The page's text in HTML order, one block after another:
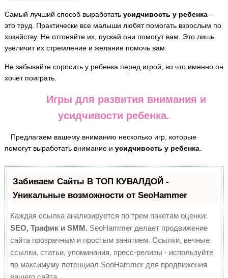
Самый лучший способ выработать усидчивость у ребенка–
это труд. Практически все малыши любят помогать взрослым по
хозяйству. Не отгоняйте их, пускай они помогут вам. Это лишь
увеличит их стремление и желание помочь вам.
Не забывайте спросить у ребенка перед игрой, во что именно он
хочет поиграть.
Игры для развития внимания и
усидчивости ребенка.
Предлагаем вашему вниманию несколько игр, которые
помогут выработать внимание и усидчивость у ребенка.
Забиваем Сайты В ТОП КУВАЛДОЙ -
Уникальные возможности от SeoHammer
Каждая ссылка анализируется по трем пакетам оценки:
SEO, Трафик и SMM. SeoHammer делает продвижение
сайта прозрачным и простым занятием. Ссылки, вечные
ссылки, статьи, упоминания, пресс-релизы - используйте
по максимуму потенциал SeoHammer для продвижения